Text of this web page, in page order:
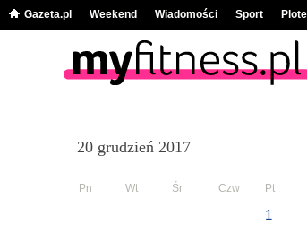
Gazeta.pl Weekend Wiadomości Sport
20 grudzień 2017
Pn Wt Śr Czw Pt
1